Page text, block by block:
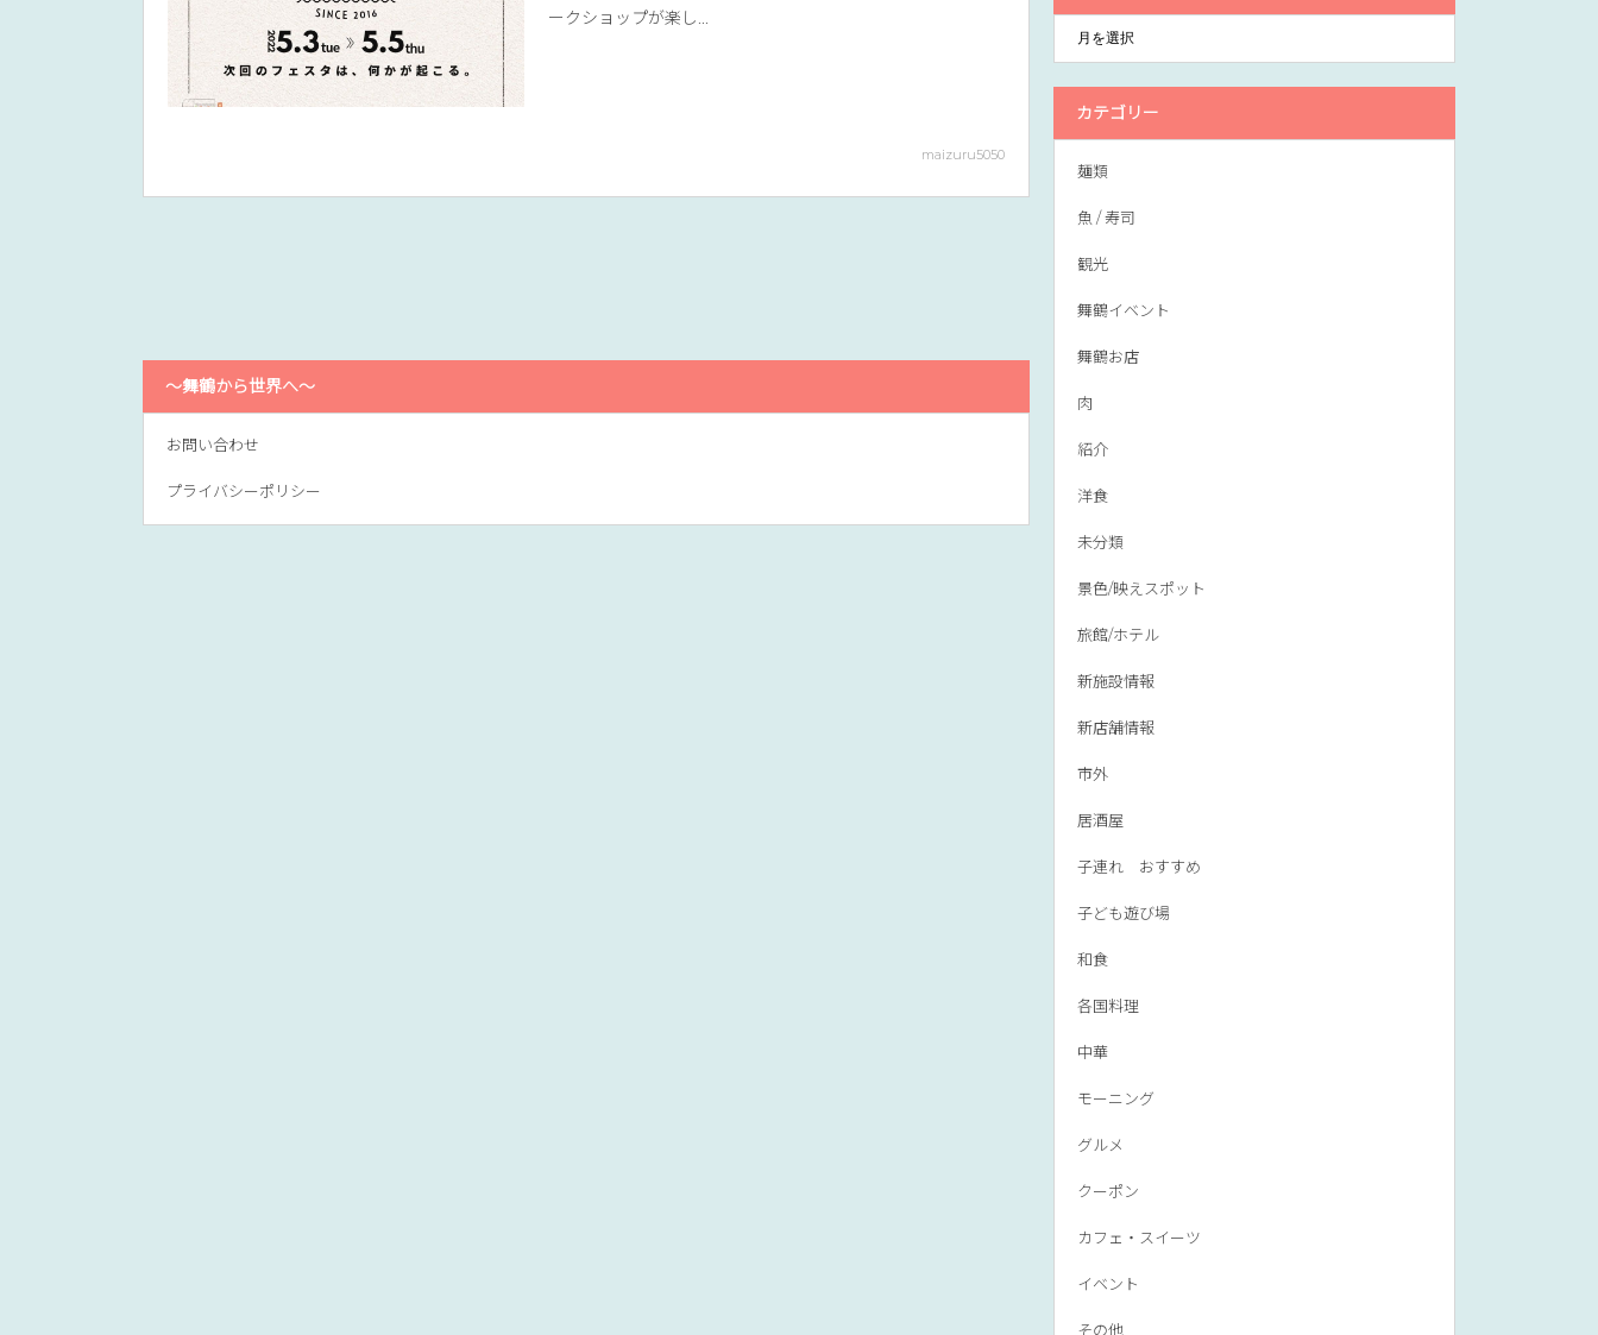
ークショップが楽し...
maizuru5050
～舞鶴から世界へ～
お問い合わせ
プライバシーポリシー
カテゴリー
麺類
魚 / 寿司
観光
舞鶴イベント
舞鶴お店
肉
紹介
洋食
未分類
景色/映えスポット
旅館/ホテル
新施設情報
新店舗情報
市外
居酒屋
子連れ おすすめ
子ども遊び場
和食
各国料理
中華
モーニング
グルメ
クーポン
カフェ・スイーツ
イベント
その他